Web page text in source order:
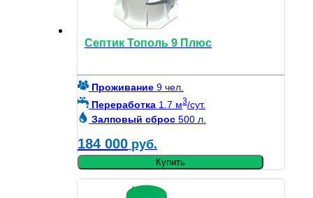
Септик Тополь 9 Плюс
Проживание 9 чел.
Переработка 1.7 м3/сут.
Залповый сброс 500 л.
184 000 руб.
Купить